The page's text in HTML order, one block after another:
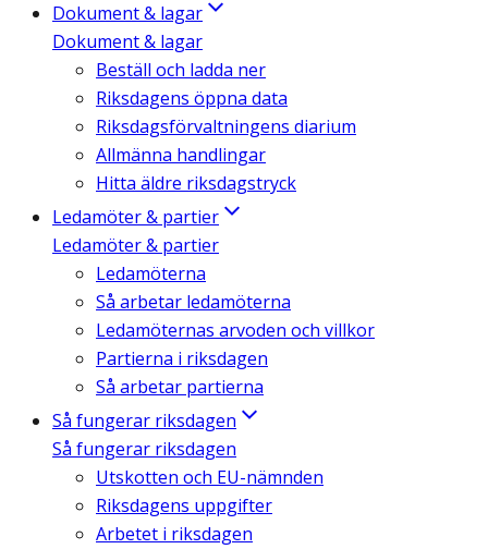
Dokument & lagar
Dokument & lagar
Beställ och ladda ner
Riksdagens öppna data
Riksdagsförvaltningens diarium
Allmänna handlingar
Hitta äldre riksdagstryck
Ledamöter & partier
Ledamöter & partier
Ledamöterna
Så arbetar ledamöterna
Ledamöternas arvoden och villkor
Partierna i riksdagen
Så arbetar partierna
Så fungerar riksdagen
Så fungerar riksdagen
Utskotten och EU-nämnden
Riksdagens uppgifter
Arbetet i riksdagen